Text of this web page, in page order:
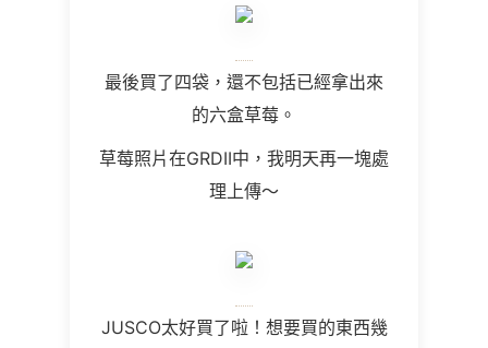
最後買了四袋，還不包括已經拿出來
的六盒草莓。
草莓照片在GRDII中，我明天再一塊處
理上傳～
JUSCO太好買了啦！想要買的東西幾